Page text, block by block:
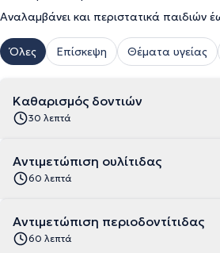
Αναλαμβάνει και περιστατικά παιδιών
Όλες Επίσκεψη Θέματα υγείας
Καθαρισμός δοντιών
30 λεπτά
Αντιμετώπιση ουλίτιδας
60 λεπτά
Αντιμετώπιση περιοδοντίτιδας
60 λεπτά